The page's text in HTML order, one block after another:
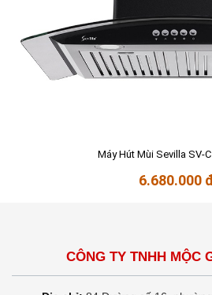
Máy Hút Mùi Sevilla SV-
6.680.000
CÔNG TY TNHH MỘC